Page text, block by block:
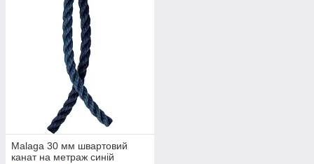
Malaga 30 мм швартовий
канат на метраж синій